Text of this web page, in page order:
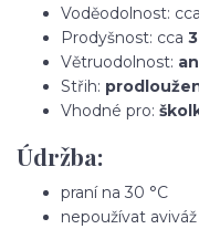
Voděodolnost: cca
Prodyšnost: cca
Větruodolnost:
Střih:
Vhodné pro:
Údržba:
praní na 30 °C
nepoužívat aviváž